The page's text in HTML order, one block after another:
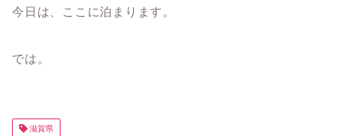
今日は、ここに泊まります。
では。
滋賀県